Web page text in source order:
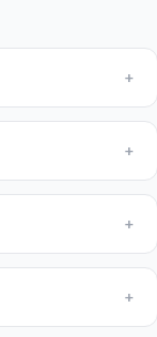
+
+
+
+